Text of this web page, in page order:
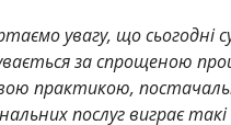
увагу, що сьогодні
за спрощеною
практикою,
послуг виграє